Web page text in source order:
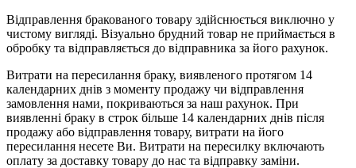
Відправлення бракованого товару здійснюється виключно у
чистому вигляді. Візуально брудний товар не приймається в
обробку та відправляється до відправника за його рахунок.
Витрати на пересилання браку, виявленого протягом 14
календарних днів з моменту продажу чи відправлення
замовлення нами, покриваються за наш рахунок. При
виявленні браку в строк більше 14 календарних днів після
продажу або відправлення товару, витрати на його
пересилання несете Ви. Витрати на пересилку включають
оплату за доставку товару до нас та відправку заміни.